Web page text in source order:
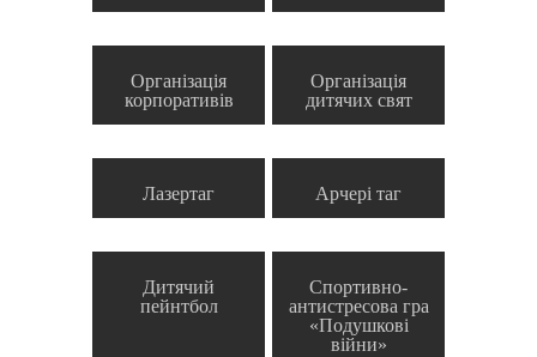
Організація
корпоративів
Організація
дитячих свят
Лазертаг Арчері таг
Дитячий
пейнтбол
Спортивно-
антистресова гра
«Подушкові
війни»